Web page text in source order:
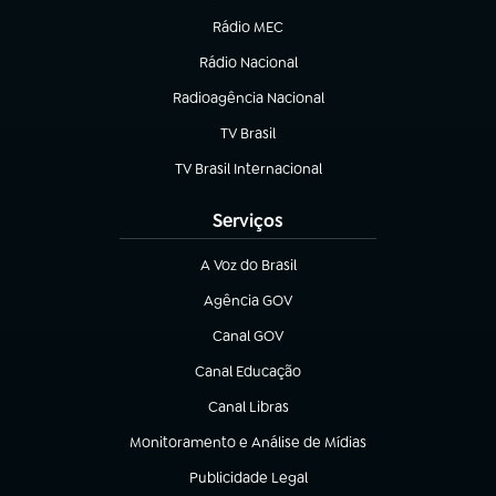
Rádio MEC
(abre em nova aba)
Rádio Nacional
Radioagência Nacional
(abre em nova aba)
TV Brasil
(abre em nova aba)
TV Brasil Internacional
(abre em nova aba)
Serviços
A Voz do Brasil
(abre em nova aba)
Agência GOV
(abre em nova aba)
Canal GOV
(abre em nova aba)
Canal Educação
(abre em nova aba)
Canal Libras
(abre em nova aba)
Monitoramento e Análise de Mídias
(abre em nova aba)
Publicidade Legal
(abre em nova aba)